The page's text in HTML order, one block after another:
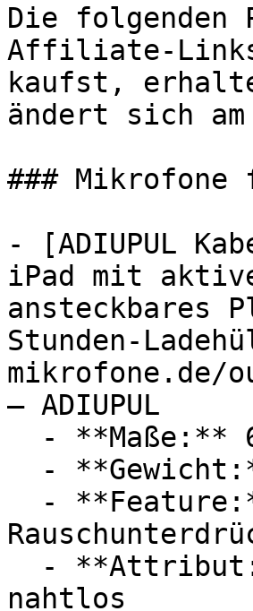
Die folgenden
Affiliate-
kaufst,
ändert sich
### Mikrofone
- [ADIUPUL
iPad mit
ansteckbares
Stunden-
mikrofone.de/
— ADIUPUL
nahtlos